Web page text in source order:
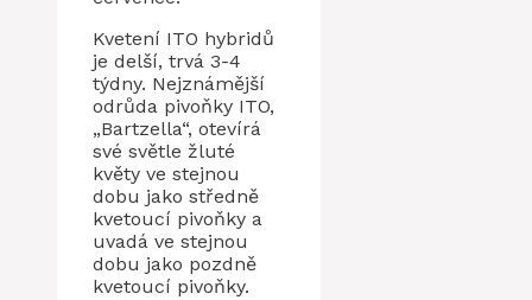
Kvetení ITO hybridů
je delší, trvá 3-4
týdny. Nejznámější
odrůda pivoňky ITO,
„Bartzella“, otevírá
své světle žluté
květy ve stejnou
dobu jako středně
kvetoucí pivoňky a
uvadá ve stejnou
dobu jako pozdně
kvetoucí pivoňky.